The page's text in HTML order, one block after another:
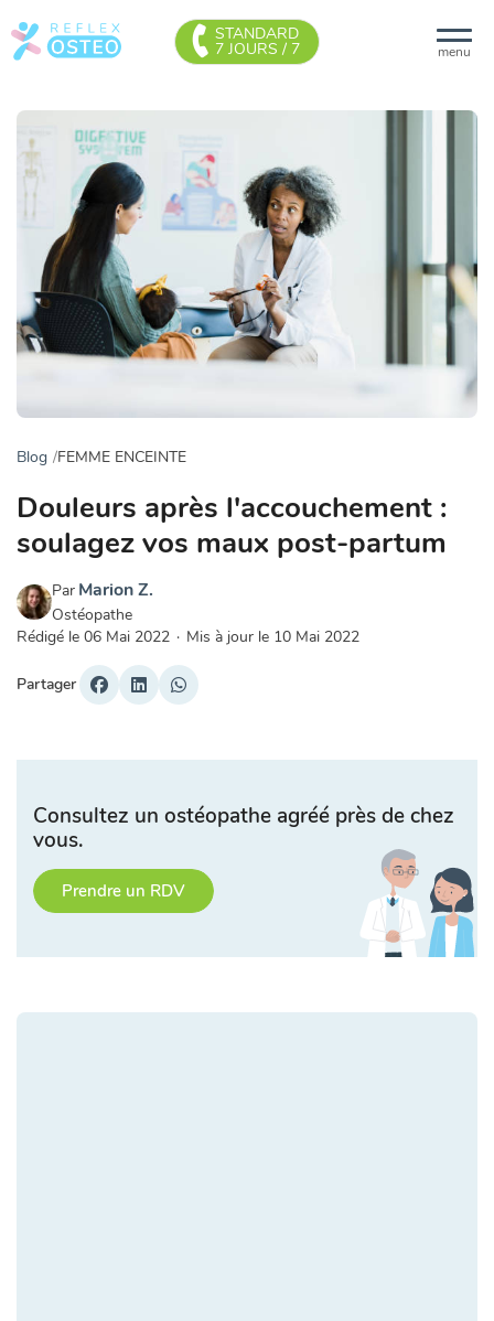
menu
STANDARD
7 JOURS / 7
Blog FEMME ENCEINTE
Douleurs après l'accouchement :
soulagez vos maux post-partum
Par Marion Z.
Ostéopathe
Rédigé le 06 Mai 2022 · Mis à jour le 10 Mai 2022
Partager
Consultez un ostéopathe agréé près de chez
vous.
Prendre un RDV